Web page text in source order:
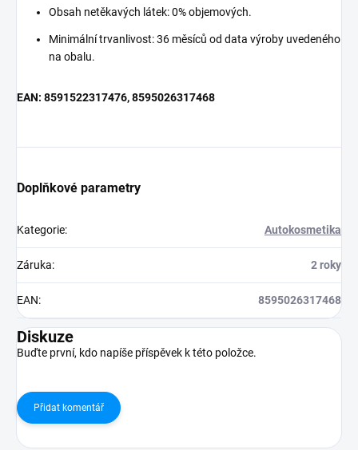
Obsah netěkavých látek: 0% objemových.
Minimální trvanlivost: 36 měsíců od data výroby uvedeného
na obalu.
EAN: 8591522317476, 8595026317468
Doplňkové parametry
Kategorie: Autokosmetika
Záruka: 2 roky
EAN: 8595026317468
Diskuze
Buďte první, kdo napíše příspěvek k této položce.
Přidat komentář